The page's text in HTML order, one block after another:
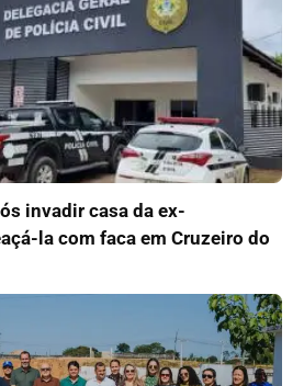
invadir casa da ex-
la com faca em Cruzeiro do